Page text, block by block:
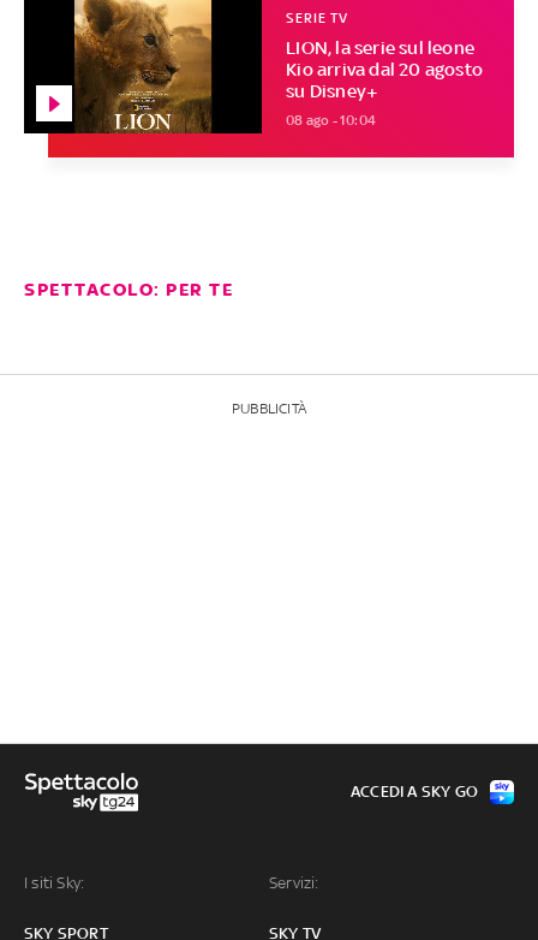
LION, la serie sul leone
Kio arriva dal 20 agosto
su Disney+
SERIE TV
08 ago - 10:04
SPETTACOLO: PER TE
PUBBLICITÀ
I siti Sky:
SKY SPORT
Servizi:
SKY TV
ACCEDI A SKY GO